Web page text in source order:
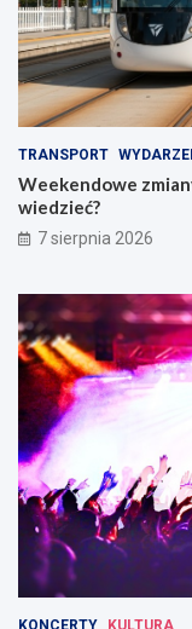
TRANSPORT
Weekendowe
wiedzieć?
7 sierpnia 2026
KONCERTY KULTURA